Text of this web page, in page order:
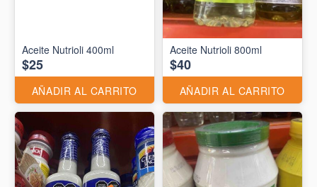
Aceite Nutrioli 400ml
$25
AÑADIR AL CARRITO
Aceite Nutrioli 800ml
$40
AÑADIR AL CARRITO